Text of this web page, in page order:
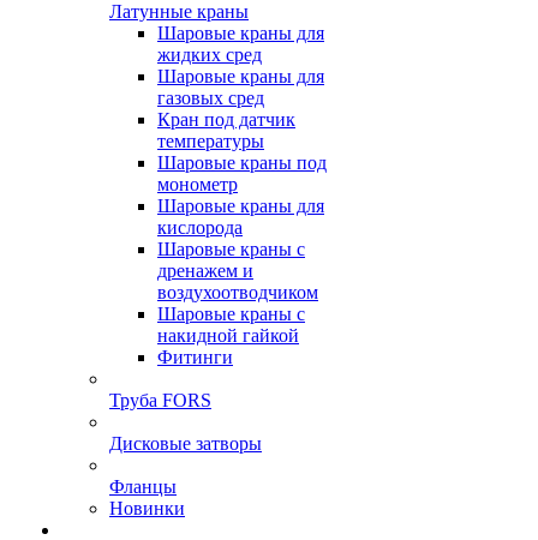
Латунные краны
Шаровые краны для
жидких сред
Шаровые краны для
газовых сред
Кран под датчик
температуры
Шаровые краны под
монометр
Шаровые краны для
кислорода
Шаровые краны с
дренажем и
воздухоотводчиком
Шаровые краны с
накидной гайкой
Фитинги
Труба FORS
Дисковые затворы
Фланцы
Новинки